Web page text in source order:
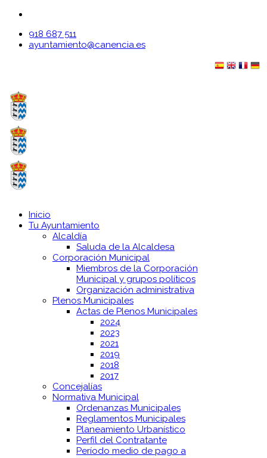
918 687 511
ayuntamiento@canencia.es
Inicio
Tu Ayuntamiento
Alcaldía
Saluda de la Alcaldesa
Corporación Municipal
Miembros de la Corporación
Municipal y grupos políticos
Organización administrativa
Plenos Municipales
Actas de Plenos Municipales
2024
2023
2021
2019
2018
2017
Concejalías
Normativa Municipal
Ordenanzas Municipales
Reglamentos Municipales
Planeamiento Urbanístico
Perfil del Contratante
Período medio de pago a